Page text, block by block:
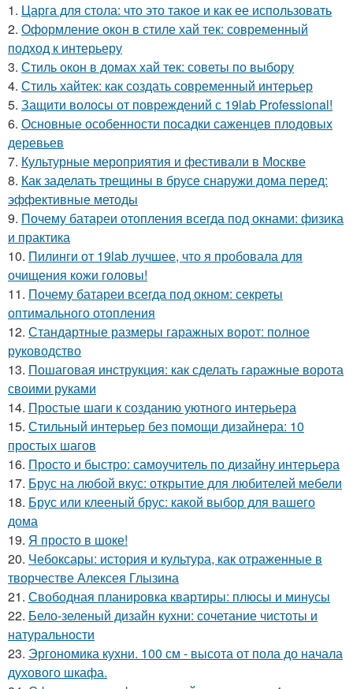
1. Царга для стола: что это такое и как ее использовать
2. Оформление окон в стиле хай тек: современный
подход к интерьеру
3. Стиль окон в домах хай тек: советы по выбору
4. Стиль хайтек: как создать современный интерьер
5. Защити волосы от повреждений с 19lab Professional!
6. Основные особенности посадки саженцев плодовых
деревьев
7. Культурные мероприятия и фестивали в Москве
8. Как заделать трещины в брусе снаружи дома перед:
эффективные методы
9. Почему батареи отопления всегда под окнами: физика
и практика
10. Пилинги от 19lab лучшее, что я пробовала для
очищения кожи головы!
11. Почему батареи всегда под окном: секреты
оптимального отопления
12. Стандартные размеры гаражных ворот: полное
руководство
13. Пошаговая инструкция: как сделать гаражные ворота
своими руками
14. Простые шаги к созданию уютного интерьера
15. Стильный интерьер без помощи дизайнера: 10
простых шагов
16. Просто и быстро: самоучитель по дизайну интерьера
17. Брус на любой вкус: открытие для любителей мебели
18. Брус или клееный брус: какой выбор для вашего
дома
19. Я просто в шоке!
20. Чебоксары: история и культура, как отраженные в
творчестве Алексея Глызина
21. Свободная планировка квартиры: плюсы и минусы
22. Бело-зеленый дизайн кухни: сочетание чистоты и
натуральности
23. Эргономика кухни. 100 см - высота от пола до начала
духового шкафа.